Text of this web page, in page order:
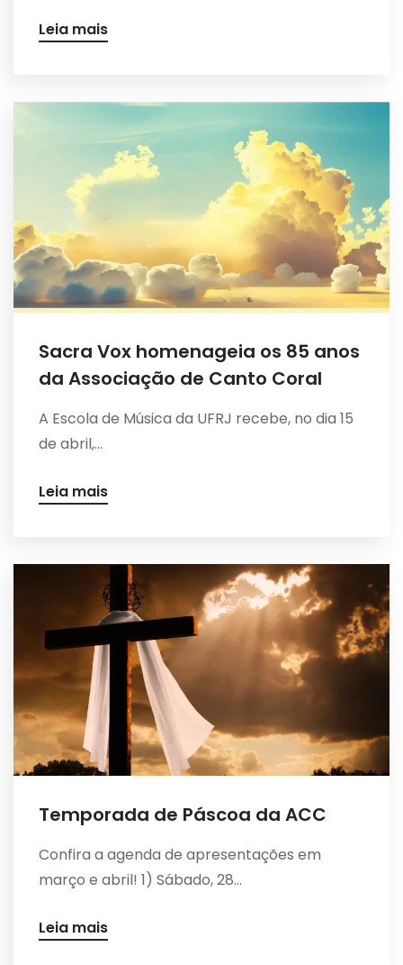
Leia mais
Sacra Vox homenageia os 85 anos
da Associação de Canto Coral
A Escola de Música da UFRJ recebe, no dia 15
de abril,...
Leia mais
Temporada de Páscoa da ACC
Confira a agenda de apresentações em
março e abril! 1) Sábado, 28...
Leia mais